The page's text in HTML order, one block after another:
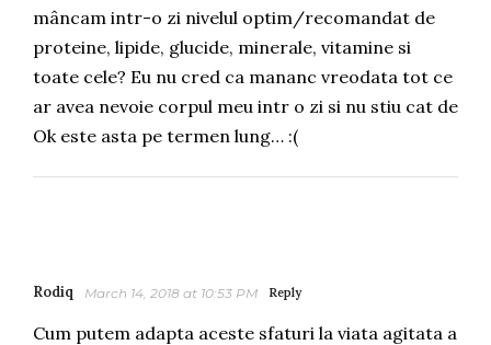
mâncam intr-o zi nivelul optim/recomandat de
proteine, lipide, glucide, minerale, vitamine si
toate cele? Eu nu cred ca mananc vreodata tot ce
ar avea nevoie corpul meu intr o zi si nu stiu cat de
Ok este asta pe termen lung… :(
Rodiq March 14, 2018 at 10:53 PM Reply
Cum putem adapta aceste sfaturi la viata agitata a